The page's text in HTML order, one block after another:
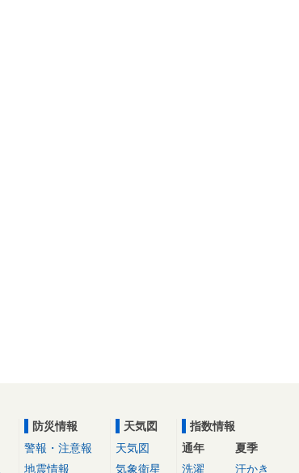
防災情報
警報・注意報
地震情報
天気図
天気図
気象衛星
指数情報
通年
洗濯
夏季
汗かき